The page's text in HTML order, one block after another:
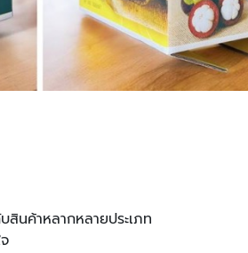
นค้าหลากหลายประเภท